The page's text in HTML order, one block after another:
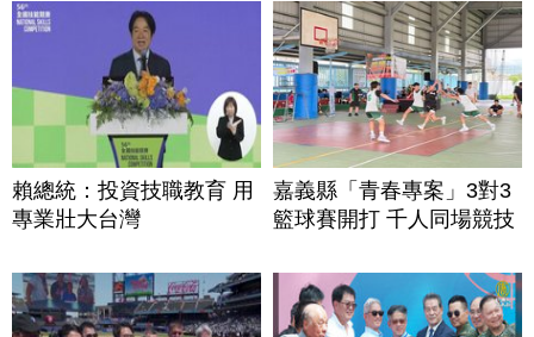
賴總統：投資技職教育 用
專業壯大台灣
嘉義縣「青春專案」3對3
籃球賽開打 千人同場競技